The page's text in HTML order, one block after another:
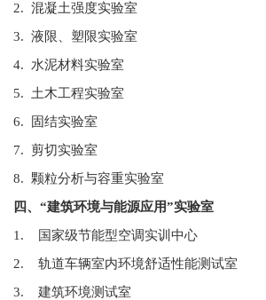
2. 混凝土强度实验室
3. 液限、塑限实验室
4. 水泥材料实验室
5. 土木工程实验室
6. 固结实验室
7. 剪切实验室
8. 颗粒分析与容重实验室
四、“建筑环境与能源应用”实验室
1. 国家级节能型空调实训中心
2. 轨道车辆室内环境舒适性能测试室
3. 建筑环境测试室